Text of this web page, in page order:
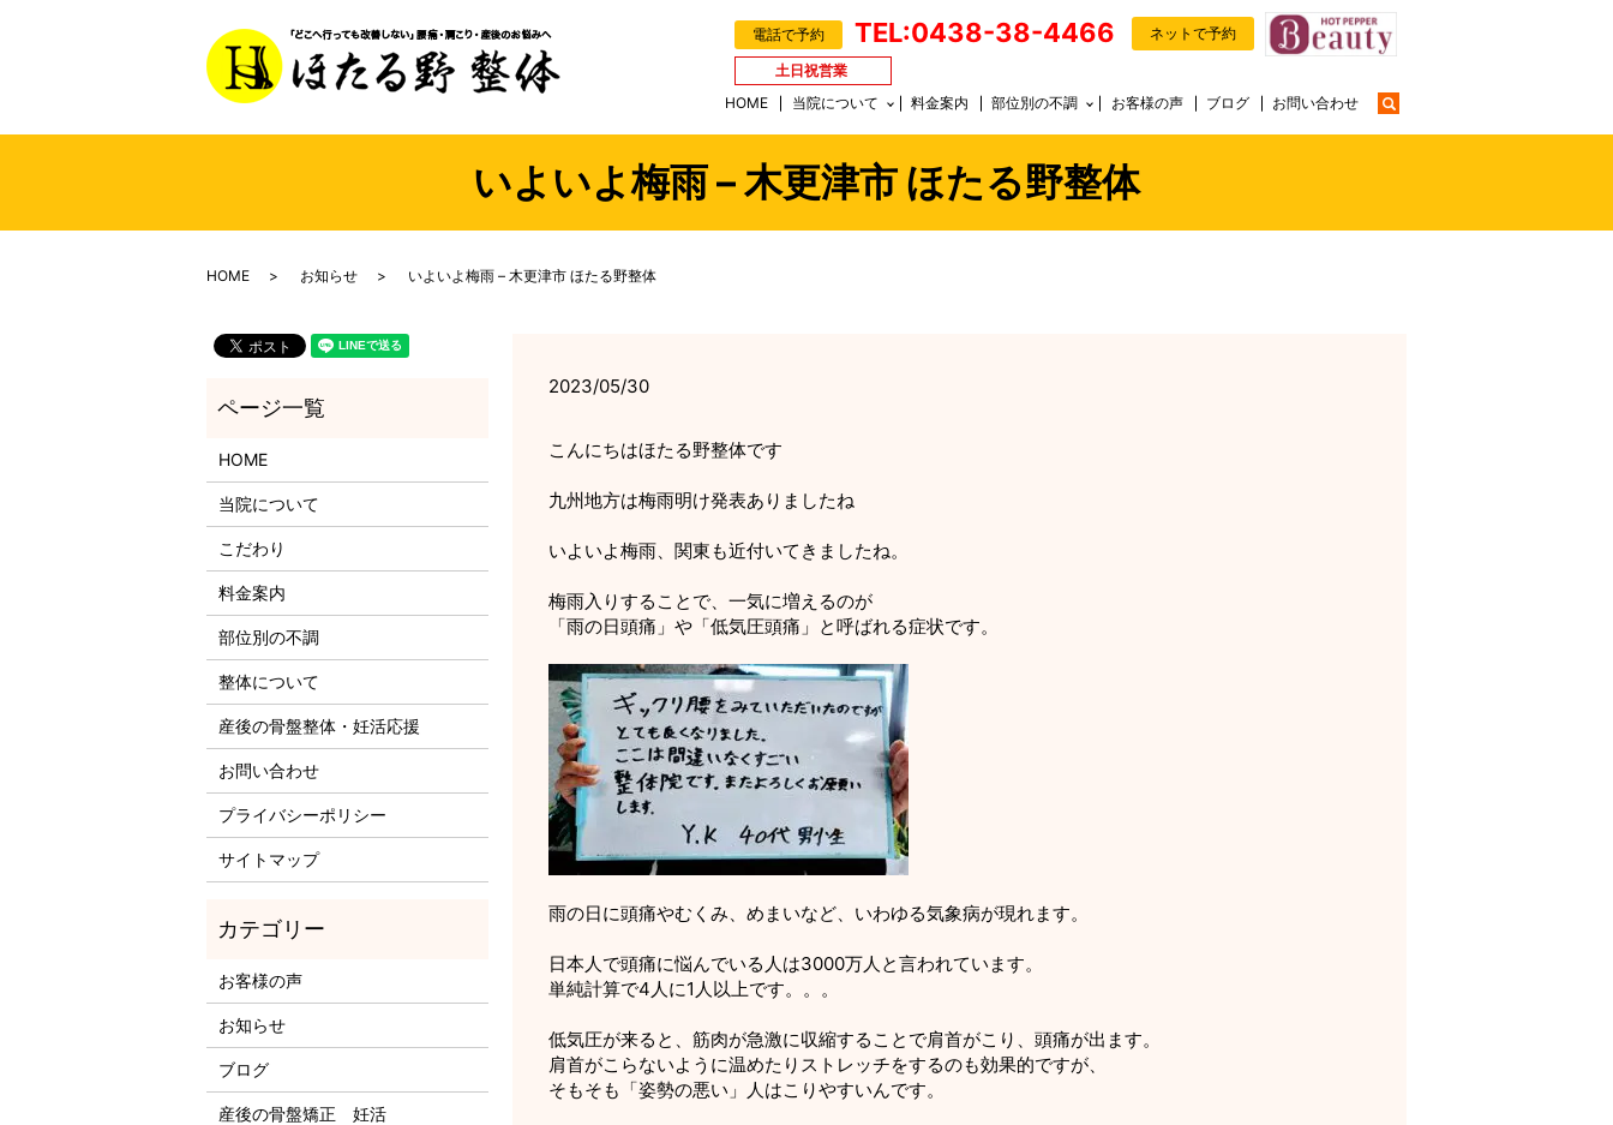
HOME 当院について 料金案内 部位別の不調 お客様の声 ブログ お問い合わせ
電話で予約 TEL:0438-38-4466 ネットで予約
土日祝営業
いよいよ梅雨 – 木更津市 ほたる野整体
HOME お知らせ いよいよ梅雨 – 木更津市 ほたる野整体
2023/05/30
こんにちはほたる野整体です
九州地方は梅雨明け発表ありましたね
いよいよ梅雨、関東も近付いてきましたね。
梅雨入りすることで、一気に増えるのが
「雨の日頭痛」や「低気圧頭痛」と呼ばれる症状です。
雨の日に頭痛やむくみ、めまいなど、いわゆる気象病が現れます。
日本人で頭痛に悩んでいる人は3000万人と言われています。
単純計算で4人に1人以上です。。。
低気圧が来ると、筋肉が急激に収縮することで肩首がこり、頭痛が出ます。
肩首がこらないように温めたりストレッチをするのも効果的ですが、
そもそも「姿勢の悪い」人はこりやすいんです。
HOME
当院について
こだわり
料金案内
部位別の不調
整体について
産後の骨盤整体・妊活応援
お問い合わせ
プライバシーポリシー
サイトマップ
お客様の声
お知らせ
ブログ
産後の骨盤矯正 妊活